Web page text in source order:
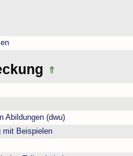
Abildungen (dwu)
mit Beispielen